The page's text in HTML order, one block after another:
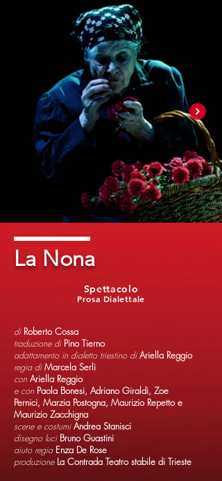
La Nona
Prosa Dialettale
Spettacolo
di Roberto Cossa
traduzione di Pino Tierno
adattamento in dialetto triestino diAriella Reggio
regia diMarcela Serli
con Ariella Reggio
e con Paola Bonesi, Adriano Giraldi, Zoe
Pernici, Marzia Postogna, Maurizio Repetto e
Maurizio Zacchigna
scene e costumi Andrea Stanisci
disegno luci Bruno Guastini
aiuto regia Enza De Rose
produzione La Contrada Teatro stabile di Trieste